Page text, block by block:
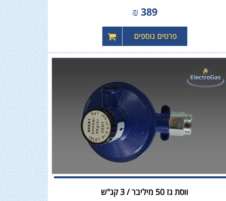
389
₪
ווסת גז 50 מיליבר / 3 קג"ש